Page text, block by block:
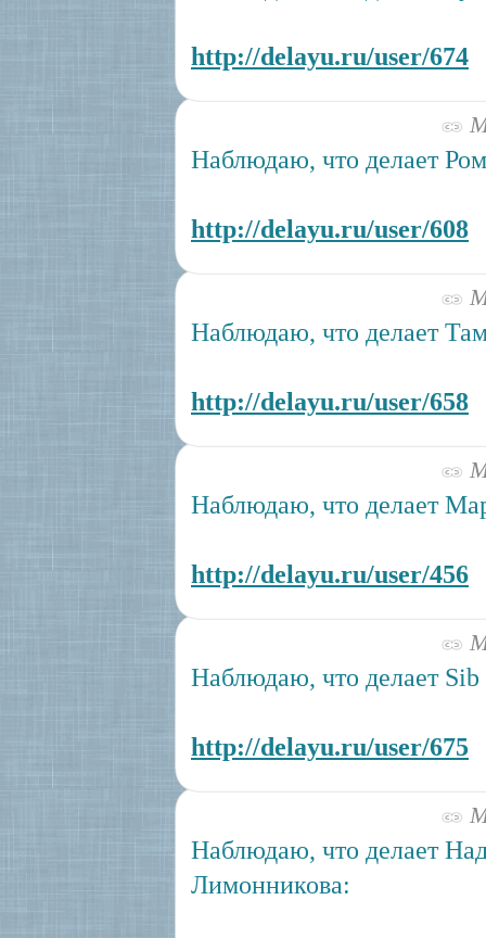
http://delayu.ru/user/674
Наблюдаю, что делает
http://delayu.ru/user/608
Наблюдаю, что делает
http://delayu.ru/user/658
Наблюдаю, что делает
http://delayu.ru/user/456
Наблюдаю, что делает Sib
http://delayu.ru/user/675
Наблюдаю, что делает
Лимонникова: